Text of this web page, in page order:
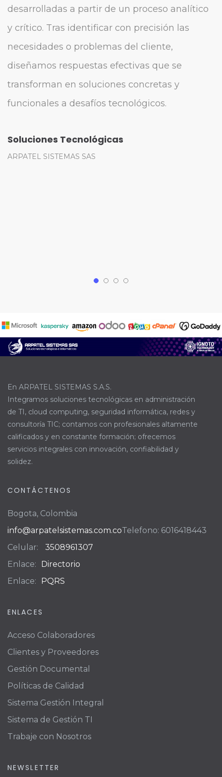
desarrolladas a partir de un proceso analítico
y crítico. Tras identificar con precisión las
necesidades o problemas del cliente,
diseñamos respuestas efectivas que se
transforman en soluciones concretas y
funcionales a desafíos tecnológicos.
Soluciones Tecnológicas
ARPATEL SISTEMAS SAS
En ARPATEL SISTEMAS S.A.S.
Integramos soluciones tecnológicas en administración
de TI, cloud computing, seguridad informática, redes y
consultoría TIC; contamos con profesionales altamente
calificados y en constante formación; ofrecemos
servicios integrales con innovación, confiabilidad y
solidez.
CONTÁCTENOS
Bogota, Colombia
info@arpatelsistemas.com.coTelefono: 6016418443
Celular:
3508961307
Enlace:
Directorio
Enlace:
PQRS
ENLACES
Acceso Colaboradores
Clientes y Proveedores
Gestión Documental
Políticas de Calidad
Sistema Gestión Integral
Sistema de Gestión TI
Trabaje con Nosotros
NEWSLETTER